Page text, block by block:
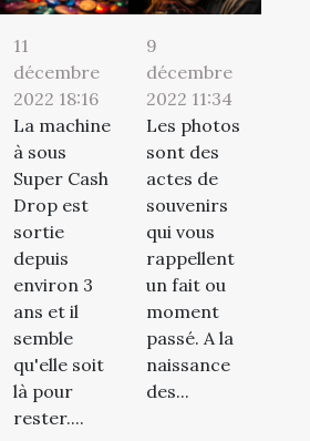
11
décembre
2022 18:16
La machine
à sous
Super Cash
Drop est
sortie
depuis
environ 3
ans et il
semble
qu'elle soit
là pour
rester....
9
décembre
2022 11:34
Les photos
sont des
actes de
souvenirs
qui vous
rappellent
un fait ou
moment
passé. A la
naissance
des...